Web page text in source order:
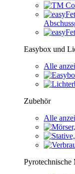
Easybox und
Alle
Zubehör
Alle
Pyrotechnische